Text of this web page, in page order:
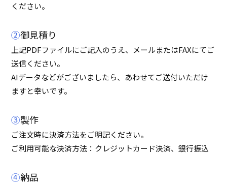
ください。
②御見積り
上記PDFファイルにご記入のうえ、メールまたはFAXにてご
送信ください。
AIデータなどがございましたら、あわせてご送付いただけ
ますと幸いです。
③製作
ご注文時に決済方法をご明記ください。
ご利用可能な決済方法：クレジットカード決済、銀行振込
④納品